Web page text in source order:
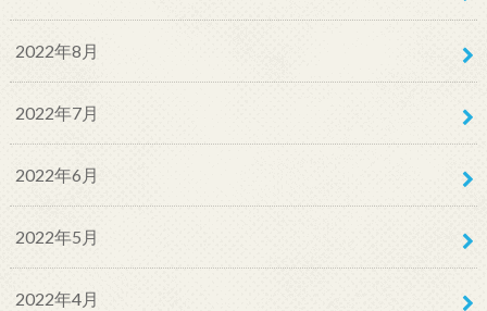
2022年8月
2022年7月
2022年6月
2022年5月
2022年4月